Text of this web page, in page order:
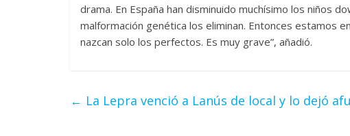
drama. En España han disminuido muchísimo los niños
malformación genética los eliminan. Entonces estamos
nazcan solo los perfectos. Es muy grave”, añadió.
← La Lepra venció a Lanús de local y lo dejó